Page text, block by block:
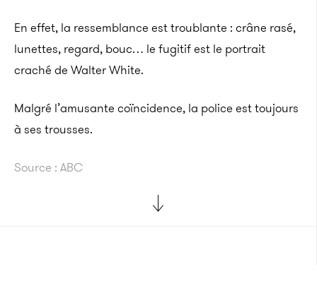
En effet, la ressemblance est troublante : crâne rasé,
lunettes, regard, bouc… le fugitif est le portrait
craché de Walter White.
Malgré l’amusante coïncidence, la police est toujours
à ses trousses.
Source : ABC